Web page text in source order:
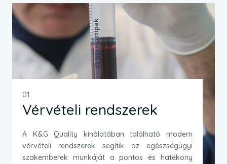
01
Vérvételi rendszerek
A K&G Quality kínálatában található modern
vérvételi rendszerek segítik az egészségügyi
szakemberek munkáját a pontos és hatékony